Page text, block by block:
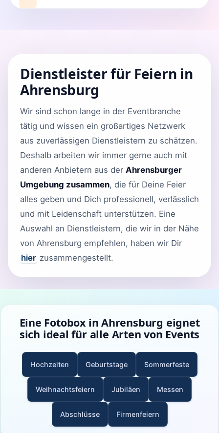
Dienstleister für Feiern in
Ahrensburg
Wir sind schon lange in der Eventbranche
tätig und wissen ein großartiges Netzwerk
aus zuverlässigen Dienstleistern zu schätzen.
Deshalb arbeiten wir immer gerne auch mit
anderen Anbietern aus der Ahrensburger
Umgebung zusammen, die für Deine Feier
alles geben und Dich professionell, verlässlich
und mit Leidenschaft unterstützen. Eine
Auswahl an Dienstleistern, die wir in der Nähe
von Ahrensburg empfehlen, haben wir Dir
hier zusammengestellt.
Eine Fotobox in Ahrensburg eignet
sich ideal für alle Arten von Events
Hochzeiten Geburtstage Sommerfeste
Weihnachtsfeiern Jubiläen Messen
Abschlüsse Firmenfeiern